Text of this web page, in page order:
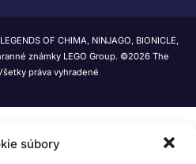
súbory
OF CHIMA, NINJAGO, BIONICLE,
známky LEGO Group. ©2026 The
práva vyhradené